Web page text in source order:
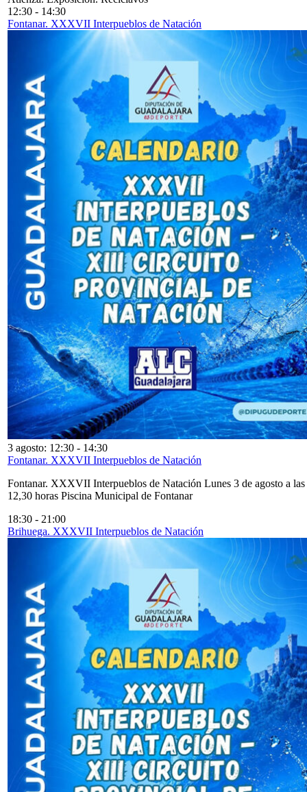
12:30 - 14:30
Fontanar. XXXVII Interpueblos de Natación
3 agosto: 12:30 - 14:30
Fontanar. XXXVII Interpueblos de Natación
Fontanar. XXXVII Interpueblos de Natación Lunes 3 de agosto a las
12,30 horas Piscina Municipal de Fontanar
18:30 - 21:00
Brihuega. XXXVII Interpueblos de Natación